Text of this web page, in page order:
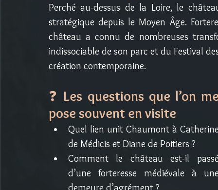
Perché au-dessus de la Loire, le
stratégique depuis le Moyen Âge.
château a connu de nombreuses
indissociable de son parc et du Festival
création contemporaine.
❓ Les questions que l’on
pose souvent en visite
Quel lien unit Chaumont à
de Médicis et Diane de Poitiers ?
Comment le château est-il
d’une forteresse médiévale à
demeure d’agrément ?